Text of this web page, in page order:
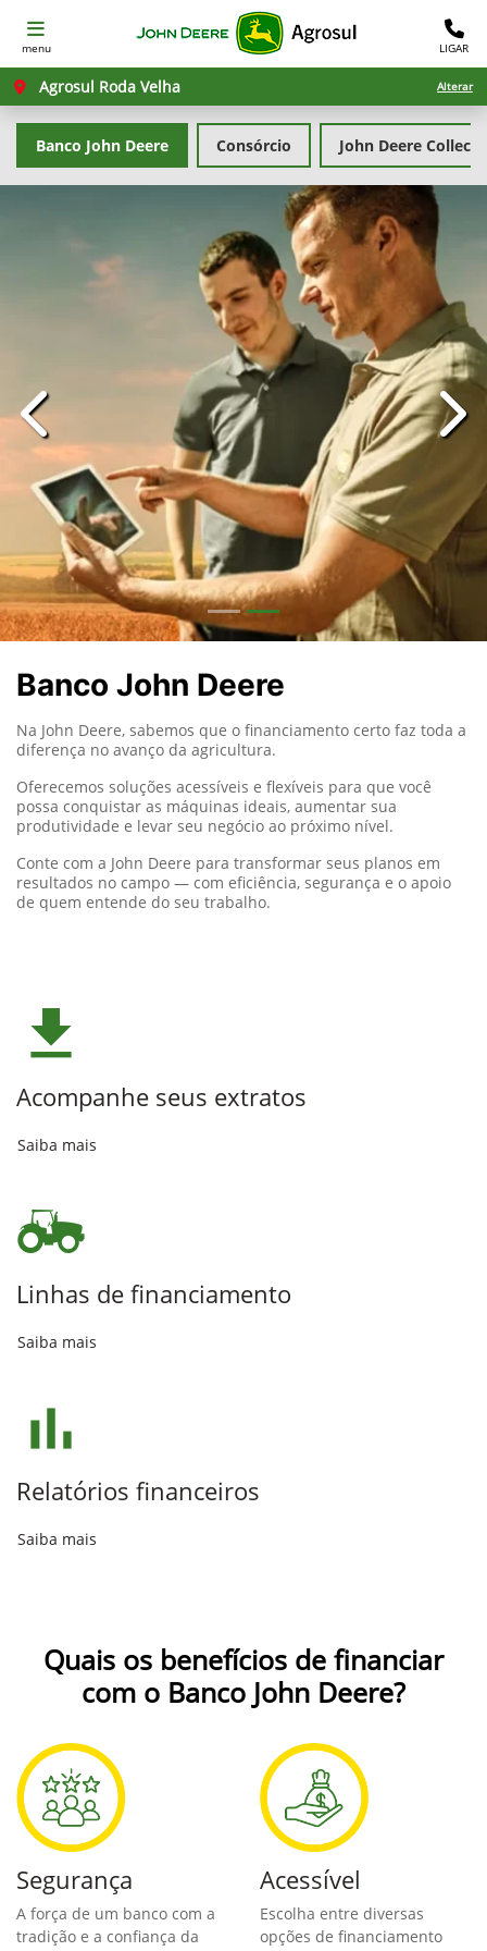
menu LIGAR
Agrosul Roda Velha Alterar
Banco John Deere Consórcio John Deere
templates.template-
Banco John Deere
Na John Deere, sabemos que o financiamento certo faz toda a
diferença no avanço da agricultura.
Oferecemos soluções acessíveis e flexíveis para que você
possa conquistar as máquinas ideais, aumentar sua
produtividade e levar seu negócio ao próximo nível.
Conte com a John Deere para transformar seus planos em
resultados no campo — com eficiência, segurança e o apoio
de quem entende do seu trabalho.
Acompanhe seus extratos
Saiba mais
Linhas de financiamento
Saiba mais
Relatórios financeiros
Saiba mais
Quais os benefícios de financiar
com o Banco John Deere?
Segurança
A força de um banco com a
tradição e a confiança da
Acessível
Escolha entre diversas
opções de financiamento